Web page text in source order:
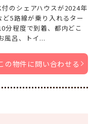
のシェアハウスが2024年
5路線が乗り入れるター
分程度で到着、都内どこ
風呂、トイ...
の物件に問い合わせる